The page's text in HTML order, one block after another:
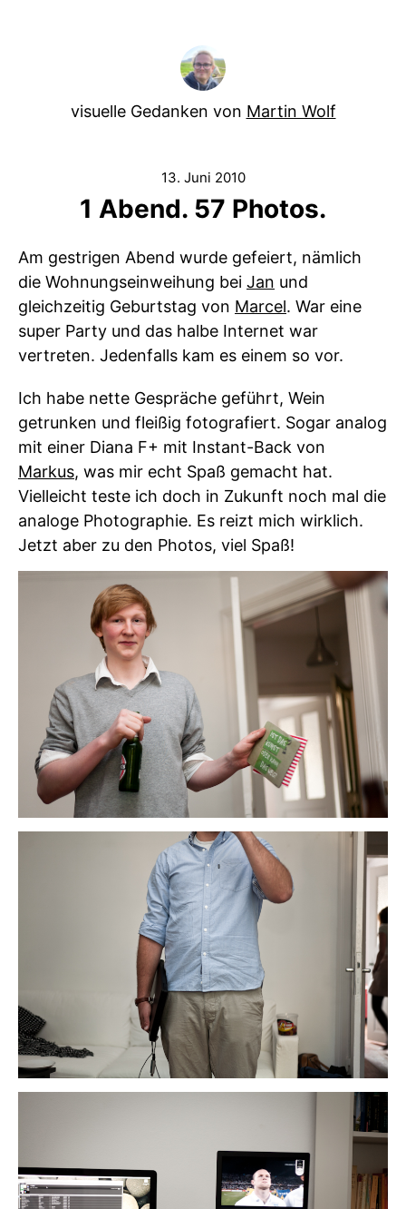
visuelle Gedanken von Martin Wolf
13. Juni 2010
1 Abend. 57 Photos.
Am gestrigen Abend wurde gefeiert, nämlich
die Wohnungseinweihung bei Jan und
gleichzeitig Geburtstag von Marcel. War eine
super Party und das halbe Internet war
vertreten. Jedenfalls kam es einem so vor.
Ich habe nette Gespräche geführt, Wein
getrunken und fleißig fotografiert. Sogar analog
mit einer Diana F+ mit Instant-Back von
Markus, was mir echt Spaß gemacht hat.
Vielleicht teste ich doch in Zukunft noch mal die
analoge Photographie. Es reizt mich wirklich.
Jetzt aber zu den Photos, viel Spaß!